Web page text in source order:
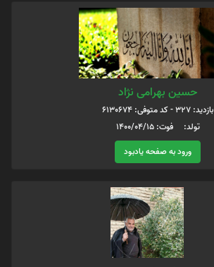
حسین بهرامی نژاد
بازدید: 327 - کد متوفی: 6130674
تولد: فوت: 1400/04/15
ورود به صفحه یادبود